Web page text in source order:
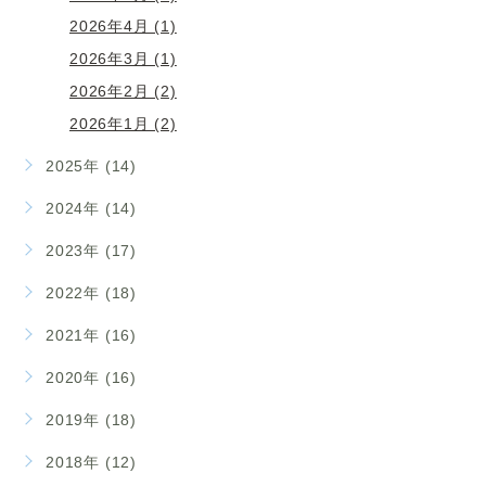
2026年4月 (1)
2026年3月 (1)
2026年2月 (2)
2026年1月 (2)
2025年 (14)
2024年 (14)
2023年 (17)
2022年 (18)
2021年 (16)
2020年 (16)
2019年 (18)
2018年 (12)